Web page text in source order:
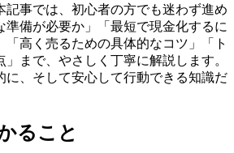
記事では、初心者の方でも迷わず進め
準備が必要か」「最短で現金化するに
「高く売るための具体的なコツ」「ト
まで、やさしく丁寧に解説します。
に、そして安心して行動できる知識だ
ること